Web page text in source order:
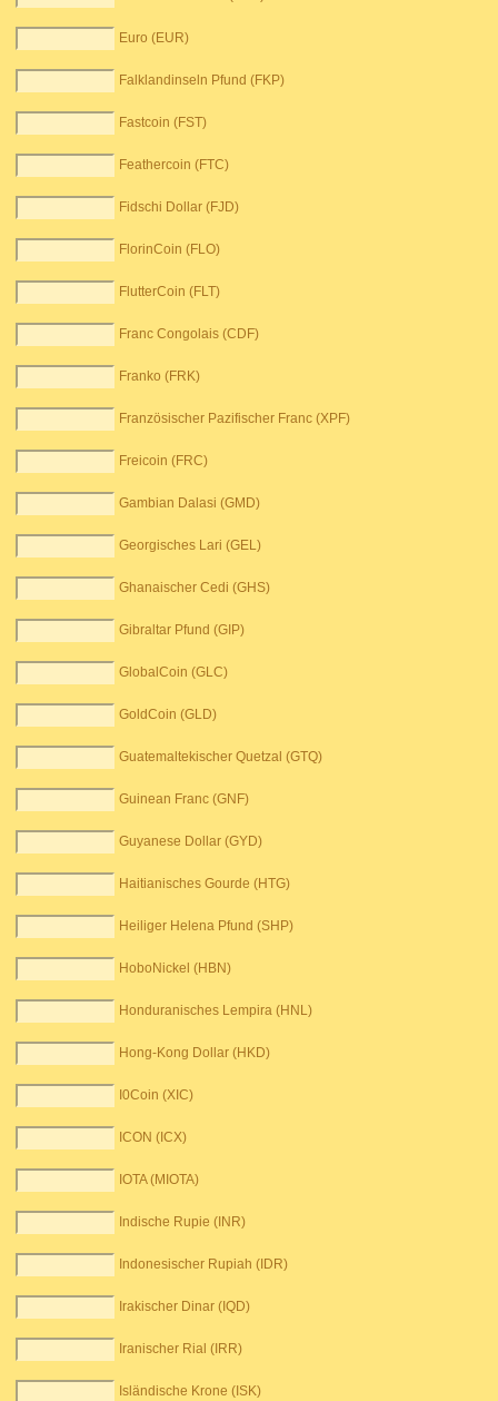
Euro (EUR)
Falklandinseln Pfund (FKP)
Fastcoin (FST)
Feathercoin (FTC)
Fidschi Dollar (FJD)
FlorinCoin (FLO)
FlutterCoin (FLT)
Franc Congolais (CDF)
Franko (FRK)
Französischer Pazifischer Franc (XPF)
Freicoin (FRC)
Gambian Dalasi (GMD)
Georgisches Lari (GEL)
Ghanaischer Cedi (GHS)
Gibraltar Pfund (GIP)
GlobalCoin (GLC)
GoldCoin (GLD)
Guatemaltekischer Quetzal (GTQ)
Guinean Franc (GNF)
Guyanese Dollar (GYD)
Haitianisches Gourde (HTG)
Heiliger Helena Pfund (SHP)
HoboNickel (HBN)
Honduranisches Lempira (HNL)
Hong-Kong Dollar (HKD)
I0Coin (XIC)
ICON (ICX)
IOTA (MIOTA)
Indische Rupie (INR)
Indonesischer Rupiah (IDR)
Irakischer Dinar (IQD)
Iranischer Rial (IRR)
Isländische Krone (ISK)